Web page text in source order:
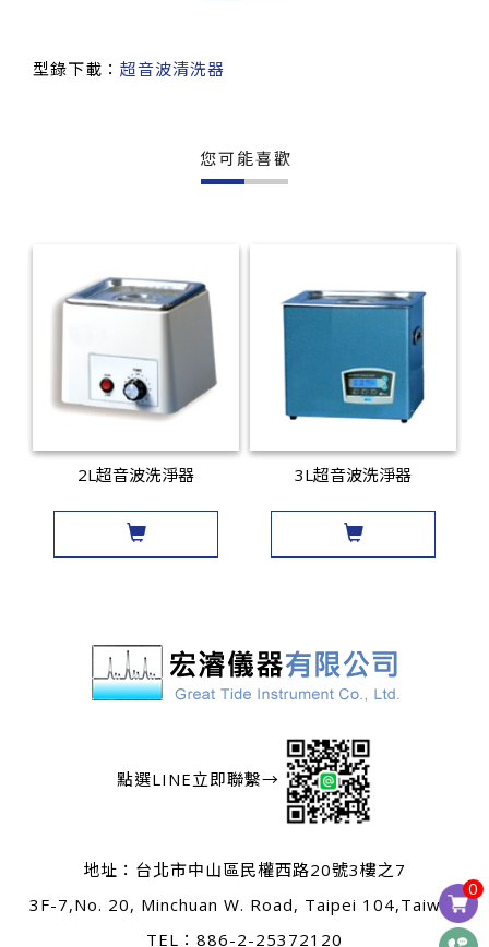
0
型錄下載： 超音波清洗器
您可能喜歡
2L超音波洗淨器 3L超音波洗淨器
點選LINE立即聯繫→
地址： 台北市中山區民權西路20號3樓之7
3F-7,No. 20, Minchuan W. Road, Taipei 104,Taiwan
TEL： 886-2-25372120